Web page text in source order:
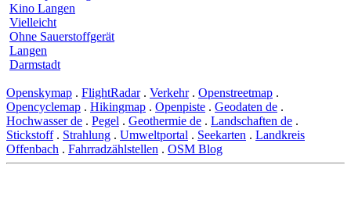
Kino Langen
Vielleicht
Ohne Sauerstoffgerät
Langen
Darmstadt
Openskymap . FlightRadar. Verkehr. Openstreetmap .
Opencyclemap . Hikingmap . Openpiste . Geodaten de .
Hochwasser de . Pegel . Geothermie de . Landschaften de .
Stickstoff. Strahlung . Umweltportal . Seekarten . Landkreis
Offenbach . Fahrradzählstellen . OSM Blog